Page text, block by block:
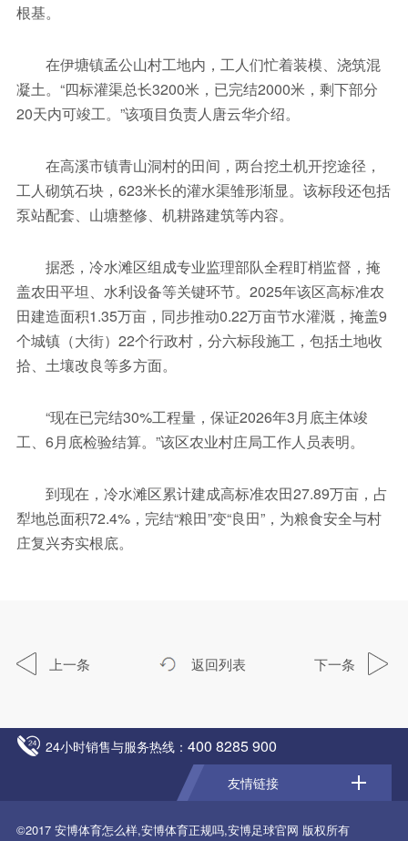
根基。
在伊塘镇孟公山村工地内，工人们忙着装模、浇筑混
凝土。“四标灌渠总长3200米，已完结2000米，剩下部分
20天内可竣工。”该项目负责人唐云华介绍。
在高溪市镇青山洞村的田间，两台挖土机开挖途径，
工人砌筑石块，623米长的灌水渠雏形渐显。该标段还包括
泵站配套、山塘整修、机耕路建筑等内容。
据悉，冷水滩区组成专业监理部队全程盯梢监督，掩
盖农田平坦、水利设备等关键环节。2025年该区高标准农
田建造面积1.35万亩，同步推动0.22万亩节水灌溉，掩盖9
个城镇（大街）22个行政村，分六标段施工，包括土地收
拾、土壤改良等多方面。
“现在已完结30%工程量，保证2026年3月底主体竣
工、6月底检验结算。”该区农业村庄局工作人员表明。
到现在，冷水滩区累计建成高标准农田27.89万亩，占
犁地总面积72.4%，完结“粮田”变“良田”，为粮食安全与村
庄复兴夯实根底。
上一条 返回列表 下一条
24小时销售与服务热线： 400 8285 900
友情链接
©2017 安博体育怎么样,安博体育正规吗,安博足球官网 版权所有